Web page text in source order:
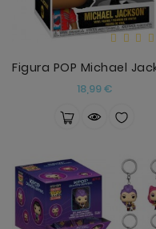
18,99 €Precio